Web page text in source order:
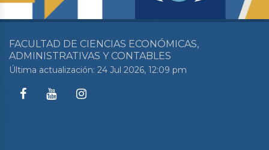
FACULTAD DE CIENCIAS ECONÓMICAS,
ADMINISTRATIVAS Y CONTABLES
Última actualización: 24 Jul 2026, 12:09 pm